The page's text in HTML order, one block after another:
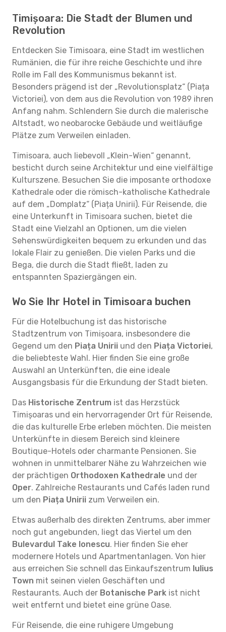
Timișoara: Die Stadt der Blumen und
Revolution
Entdecken Sie Timisoara, eine Stadt im westlichen
Rumänien, die für ihre reiche Geschichte und ihre
Rolle im Fall des Kommunismus bekannt ist.
Besonders prägend ist der „Revolutionsplatz“ (Piața
Victoriei), von dem aus die Revolution von 1989 ihren
Anfang nahm. Schlendern Sie durch die malerische
Altstadt, wo neobarocke Gebäude und weitläufige
Plätze zum Verweilen einladen.
Timisoara, auch liebevoll „Klein-Wien“ genannt,
besticht durch seine Architektur und eine vielfältige
Kulturszene. Besuchen Sie die imposante orthodoxe
Kathedrale oder die römisch-katholische Kathedrale
auf dem „Domplatz“ (Piața Unirii). Für Reisende, die
eine Unterkunft in Timisoara suchen, bietet die
Stadt eine Vielzahl an Optionen, um die vielen
Sehenswürdigkeiten bequem zu erkunden und das
lokale Flair zu genießen. Die vielen Parks und die
Bega, die durch die Stadt fließt, laden zu
entspannten Spaziergängen ein.
Wo Sie Ihr Hotel in Timisoara buchen
Für die Hotelbuchung ist das historische
Stadtzentrum von Timișoara, insbesondere die
Gegend um den Piața Unirii und den Piața Victoriei,
die beliebteste Wahl. Hier finden Sie eine große
Auswahl an Unterkünften, die eine ideale
Ausgangsbasis für die Erkundung der Stadt bieten.
Das Historische Zentrum ist das Herzstück
Timișoaras und ein hervorragender Ort für Reisende,
die das kulturelle Erbe erleben möchten. Die meisten
Unterkünfte in diesem Bereich sind kleinere
Boutique-Hotels oder charmante Pensionen. Sie
wohnen in unmittelbarer Nähe zu Wahrzeichen wie
der prächtigen Orthodoxen Kathedrale und der
Oper. Zahlreiche Restaurants und Cafés laden rund
um den Piața Unirii zum Verweilen ein.
Etwas außerhalb des direkten Zentrums, aber immer
noch gut angebunden, liegt das Viertel um den
Bulevardul Take Ionescu. Hier finden Sie eher
modernere Hotels und Apartmentanlagen. Von hier
aus erreichen Sie schnell das Einkaufszentrum Iulius
Town mit seinen vielen Geschäften und
Restaurants. Auch der Botanische Park ist nicht
weit entfernt und bietet eine grüne Oase.
Für Reisende, die eine ruhigere Umgebung